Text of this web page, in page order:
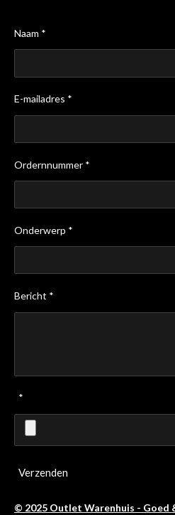
Naam *
E-mailadres *
Ordernnummer *
Onderwerp *
Bericht *
*
Verzenden
© 2025 Outlet Warenhuis -